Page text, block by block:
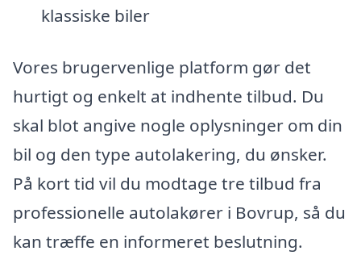
klassiske biler
Vores brugervenlige platform gør det
hurtigt og enkelt at indhente tilbud. Du
skal blot angive nogle oplysninger om din
bil og den type autolakering, du ønsker.
På kort tid vil du modtage tre tilbud fra
professionelle autolakører i Bovrup, så du
kan træffe en informeret beslutning.